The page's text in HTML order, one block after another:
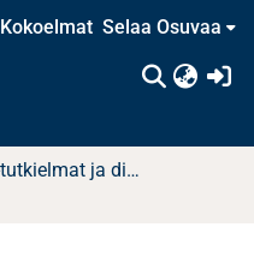
Kokoelmat Selaa Osuvaa
Pro gradu -tutkielmat ja diplomityöt